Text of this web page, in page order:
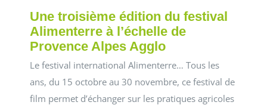
Une troisième édition du festival
Alimenterre à l’échelle de
Provence Alpes Agglo
Le festival international Alimenterre… Tous les
ans, du 15 octobre au 30 novembre, ce festival de
film permet d’échanger sur les pratiques agricoles